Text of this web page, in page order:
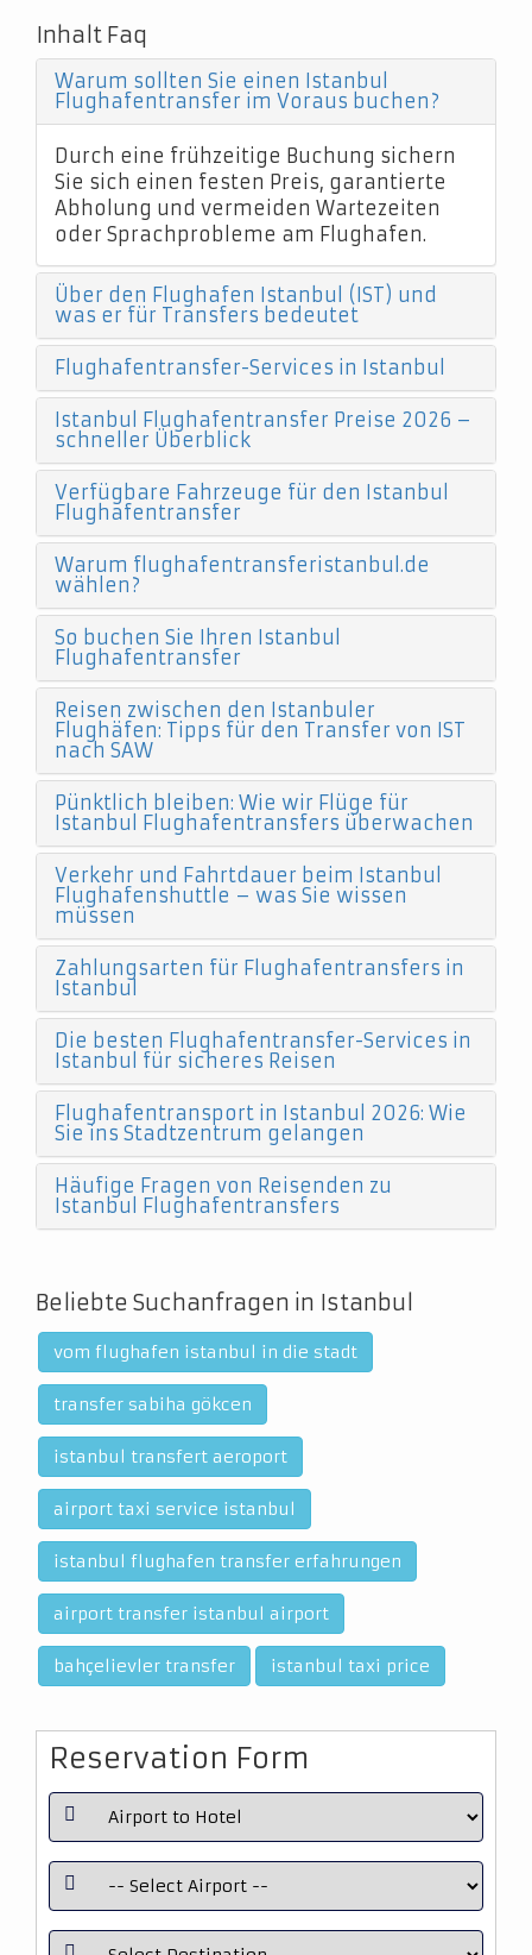
Inhalt Faq
Warum sollten Sie einen Istanbul
Flughafentransfer im Voraus buchen?
Durch eine frühzeitige Buchung sichern
Sie sich einen festen Preis, garantierte
Abholung und vermeiden Wartezeiten
oder Sprachprobleme am Flughafen.
Über den Flughafen Istanbul (IST) und
was er für Transfers bedeutet
Flughafentransfer-Services in Istanbul
Istanbul Flughafentransfer Preise 2026 –
schneller Überblick
Verfügbare Fahrzeuge für den Istanbul
Flughafentransfer
Warum flughafentransferistanbul.de
wählen?
So buchen Sie Ihren Istanbul
Flughafentransfer
Reisen zwischen den Istanbuler
Flughäfen: Tipps für den Transfer von IST
nach SAW
Pünktlich bleiben: Wie wir Flüge für
Istanbul Flughafentransfers überwachen
Verkehr und Fahrtdauer beim Istanbul
Flughafenshuttle – was Sie wissen
müssen
Zahlungsarten für Flughafentransfers in
Istanbul
Die besten Flughafentransfer-Services in
Istanbul für sicheres Reisen
Flughafentransport in Istanbul 2026: Wie
Sie ins Stadtzentrum gelangen
Häufige Fragen von Reisenden zu
Istanbul Flughafentransfers
Beliebte Suchanfragen in Istanbul
vom flughafen istanbul in die stadt
transfer sabiha gökcen
istanbul transfert aeroport
airport taxi service istanbul
istanbul flughafen transfer erfahrungen
airport transfer istanbul airport
bahçelievler transfer istanbul taxi price
Reservation Form